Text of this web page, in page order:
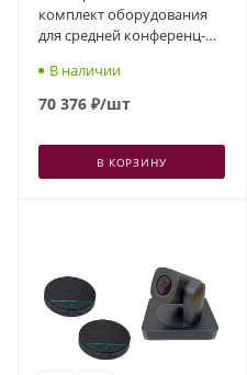
комплект оборудования
для средней конференц-
310-UMS + спикерфон VXA-
210-UBE)
В наличии
70 376 ₽/шт
В КОРЗИНУ